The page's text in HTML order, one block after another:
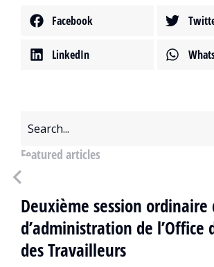
Facebook
LinkedIn
Featured articles
Deuxième session ordinaire
d’administration de l’Office
des Travailleurs